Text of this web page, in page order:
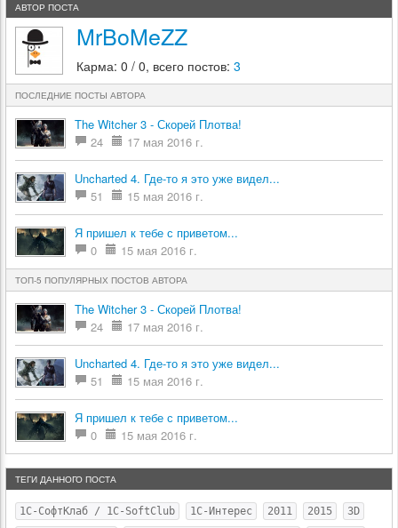
АВТОР ПОСТА
MrBoMeZZ
Карма: 0 / 0, всего постов: 3
ПОСЛЕДНИЕ ПОСТЫ АВТОРА
The Witcher 3 - Скорей Плотва!
24
17 мая 2016 г.
Uncharted 4. Где-то я это уже видел...
51
15 мая 2016 г.
Я пришел к тебе с приветом...
0
15 мая 2016 г.
ТОП-5 ПОПУЛЯРНЫХ ПОСТОВ АВТОРА
The Witcher 3 - Скорей Плотва!
24
17 мая 2016 г.
Uncharted 4. Где-то я это уже видел...
51
15 мая 2016 г.
Я пришел к тебе с приветом...
0
15 мая 2016 г.
ТЕГИ ДАННОГО ПОСТА
1С-СофтКлаб / 1C-SoftClub 1С-Интерес 2011 2015
3D